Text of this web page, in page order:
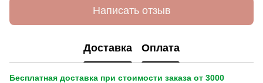
Написать отзыв
Доставка Оплата
Бесплатная доставка при стоимости заказа от 3000